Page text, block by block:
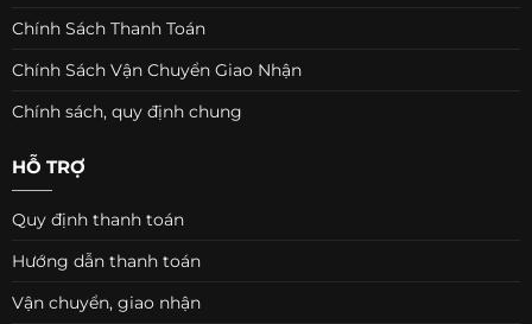
Chính Sách Thanh Toán
Chính Sách Vận Chuyển Giao Nhận
Chính sách, quy định chung
HỖ TRỢ
Quy định thanh toán
Hướng dẫn thanh toán
Vận chuyển, giao nhận